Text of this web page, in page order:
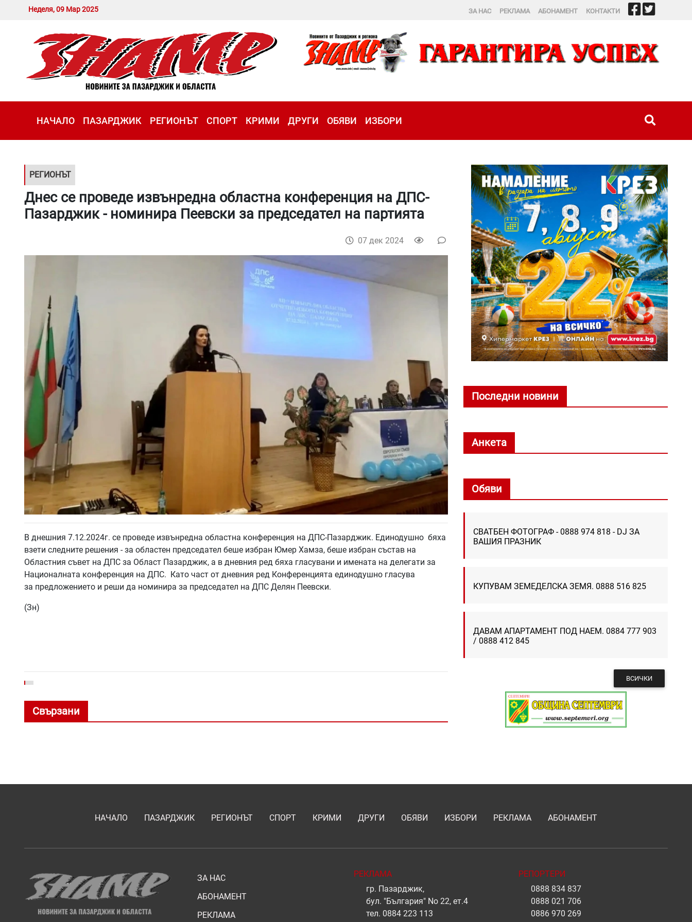
Неделя, 09 Мар 2025 ЗА НАС РЕКЛАМА АБОНАМЕНТ КОНТАКТИ
НАЧАЛО ПАЗАРДЖИК РЕГИОНЪТ СПОРТ КРИМИ ДРУГИ ОБЯВИ ИЗБОРИ
РЕГИОНЪТ
Днес се проведе извънредна областна конференция на ДПС-
Пазарджик - номинира Пеевски за председател на партията
07 дек 2024
В днешния 7.12.2024г. се проведе извънредна областна конференция на ДПС-Пазарджик. Единодушно бяха
взети следните решения - за областен председател беше избран Юмер Хамза, беше избран състав на
Областния съвет на ДПС за Област Пазарджик, а в дневния ред бяха гласувани и имената на делегати за
Националната конференция на ДПС. Като част от дневния ред Конференцията единодушно гласува
за предложението и реши да номинира за председател на ДПС Делян Пеевски.
(Зн)
Свързани
Последни новини
Анкета
Обяви
СВАТБЕН ФОТОГРАФ - 0888 974 818 - DJ ЗА
ВАШИЯ ПРАЗНИК
КУПУВАМ ЗЕМЕДЕЛСКА ЗЕМЯ. 0888 516 825
ДАВАМ АПАРТАМЕНТ ПОД НАЕМ. 0884 777 903
/ 0888 412 845
ВСИЧКИ
НАЧАЛО ПАЗАРДЖИК РЕГИОНЪТ СПОРТ КРИМИ ДРУГИ ОБЯВИ ИЗБОРИ РЕКЛАМА АБОНАМЕНТ
ЗА НАС
АБОНАМЕНТ
РЕКЛАМА
РЕКЛАМА
гр. Пазарджик,
бул. "България" No 22, ет.4
тел. 0884 223 113
РЕПОРТЕРИ
0888 834 837
0888 021 706
0886 970 269